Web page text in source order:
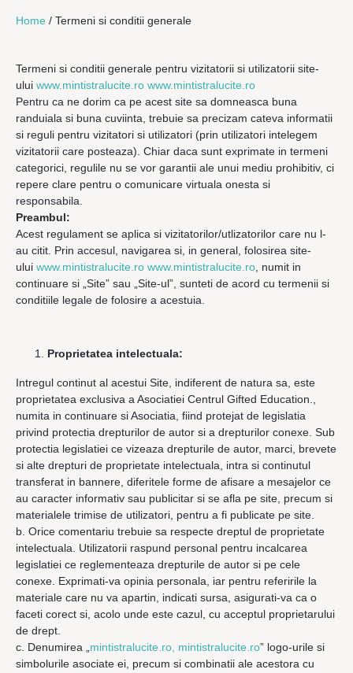
Home / Termeni si conditii generale
Termeni si conditii generale pentru vizitatorii si utilizatorii site-
ului www.mintistralucite.ro www.mintistralucite.ro
Pentru ca ne dorim ca pe acest site sa domneasca buna
randuiala si buna cuviinta, trebuie sa precizam cateva informatii
si reguli pentru vizitatori si utilizatori (prin utilizatori intelegem
vizitatorii care posteaza). Chiar daca sunt exprimate in termeni
categorici, regulile nu se vor garantii ale unui mediu prohibitiv, ci
repere clare pentru o comunicare virtuala onesta si
responsabila.
Preambul:
Acest regulament se aplica si vizitatorilor/utlizatorilor care nu l-
au citit. Prin accesul, navigarea si, in general, folosirea site-
ului www.mintistralucite.ro www.mintistralucite.ro , numit in
continuare si „Site” sau „Site-ul”, sunteti de acord cu termenii si
conditiile legale de folosire a acestuia.
Proprietatea intelectuala:
Intregul continut al acestui Site, indiferent de natura sa, este
proprietatea exclusiva a Asociatiei Centrul Gifted Education.,
numita in continuare si Asociatia, fiind protejat de legislatia
privind protectia drepturilor de autor si a drepturilor conexe. Sub
protectia legislatiei ce vizeaza drepturile de autor, marci, brevete
si alte drepturi de proprietate intelectuala, intra si continutul
transferat in bannere, diferitele forme de afisare a mesajelor ce
au caracter informativ sau publicitar si se afla pe site, precum si
materialele trimise de utilizatori, pentru a fi publicate pe site.
b. Orice comentariu trebuie sa respecte dreptul de proprietate
intelectuala. Utilizatorii raspund personal pentru incalcarea
legislatiei ce reglementeaza drepturile de autor si pe cele
conexe. Exprimati-va opinia personala, iar pentru referirile la
materiale care nu va apartin, indicati sursa, asigurati-va ca o
faceti corect si, acolo unde este cazul, cu acceptul proprietarului
de drept.
c. Denumirea „ mintistralucite.ro, mintistralucite.ro” logo-urile si
simbolurile asociate ei, precum si combinatii ale acestora cu